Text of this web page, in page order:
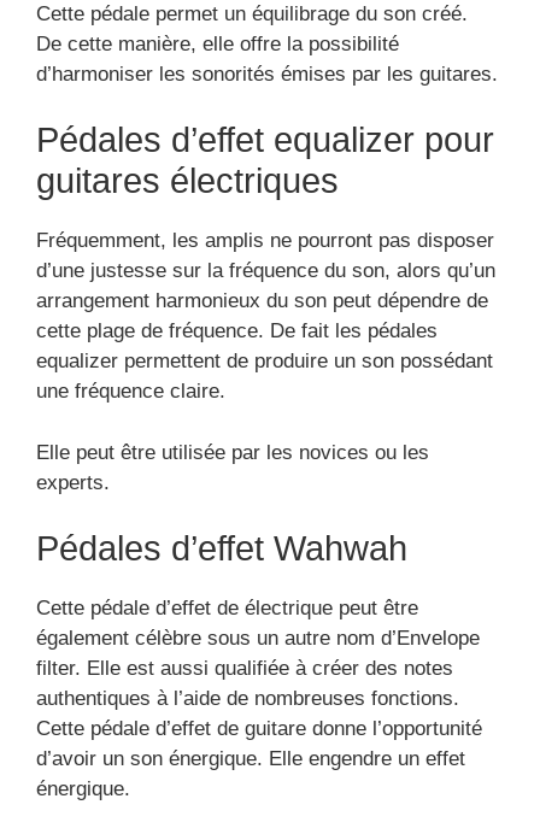
Cette pédale permet un équilibrage du son créé.
De cette manière, elle offre la possibilité
d’harmoniser les sonorités émises par les guitares.
Pédales d’effet equalizer pour
guitares électriques
Fréquemment, les amplis ne pourront pas disposer
d’une justesse sur la fréquence du son, alors qu’un
arrangement harmonieux du son peut dépendre de
cette plage de fréquence. De fait les pédales
equalizer permettent de produire un son possédant
une fréquence claire.
Elle peut être utilisée par les novices ou les
experts.
Pédales d’effet Wahwah
Cette pédale d’effet de électrique peut être
également célèbre sous un autre nom d’Envelope
filter. Elle est aussi qualifiée à créer des notes
authentiques à l’aide de nombreuses fonctions.
Cette pédale d’effet de guitare donne l’opportunité
d’avoir un son énergique. Elle engendre un effet
énergique.